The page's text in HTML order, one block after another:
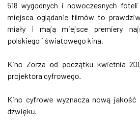
518 wygodnych i nowoczesnych
miejsca oglądanie filmów to
miały i mają miejsce premiery
polskiego i światowego kina.
Kino Zorza od początku kwietnia
projektora cyfrowego.
Kino cyfrowe wyznacza nową
dźwięku.